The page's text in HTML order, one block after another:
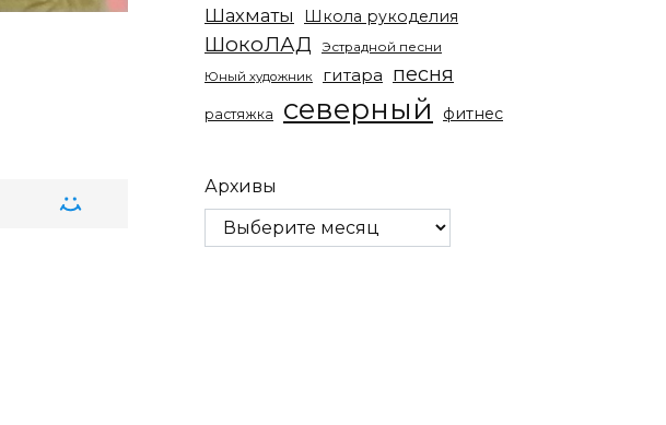
Шахматы Школа рукоделия
ШокоЛАД
Эстрадной песни
Юный художник
гитара песня
растяжка северный фитнес
Архивы